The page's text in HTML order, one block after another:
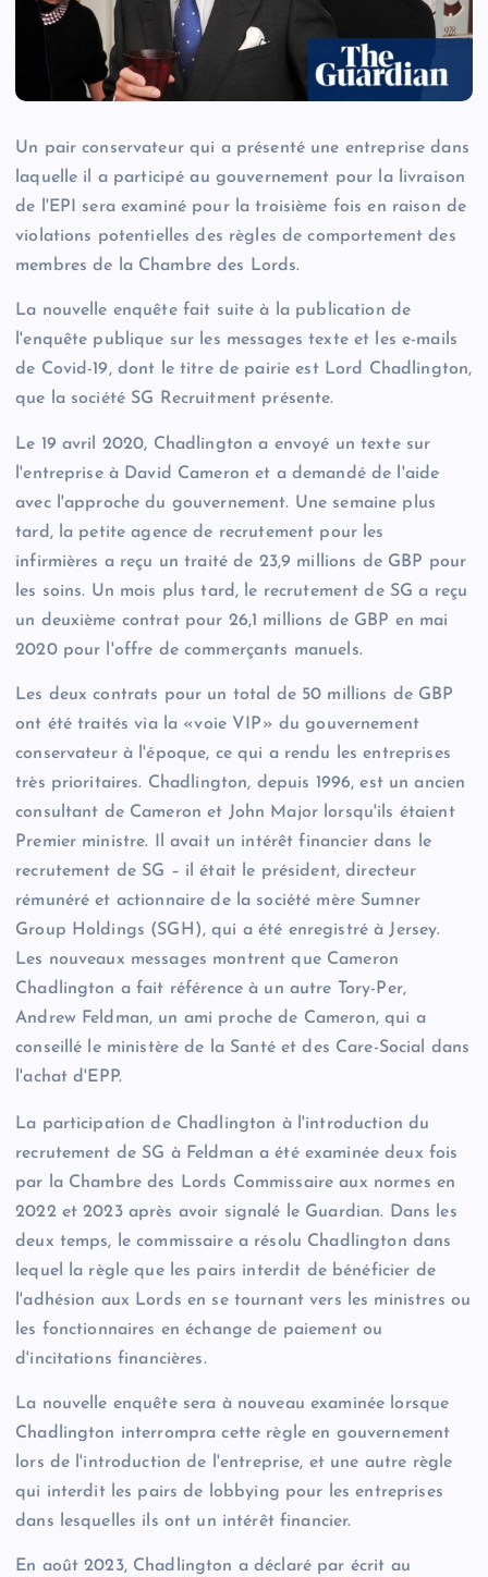
Un pair conservateur qui a présenté une entreprise dans
laquelle il a participé au gouvernement pour la livraison
de l'EPI sera examiné pour la troisième fois en raison de
violations potentielles des règles de comportement des
membres de la Chambre des Lords.
La nouvelle enquête fait suite à la publication de
l'enquête publique sur les messages texte et les e-mails
de Covid-19, dont le titre de pairie est Lord Chadlington,
que la société SG Recruitment présente.
Le 19 avril 2020, Chadlington a envoyé un texte sur
l'entreprise à David Cameron et a demandé de l'aide
avec l'approche du gouvernement. Une semaine plus
tard, la petite agence de recrutement pour les
infirmières a reçu un traité de 23,9 millions de GBP pour
les soins. Un mois plus tard, le recrutement de SG a reçu
un deuxième contrat pour 26,1 millions de GBP en mai
2020 pour l'offre de commerçants manuels.
Les deux contrats pour un total de 50 millions de GBP
ont été traités via la «voie VIP» du gouvernement
conservateur à l'époque, ce qui a rendu les entreprises
très prioritaires. Chadlington, depuis 1996, est un ancien
consultant de Cameron et John Major lorsqu'ils étaient
Premier ministre. Il avait un intérêt financier dans le
recrutement de SG – il était le président, directeur
rémunéré et actionnaire de la société mère Sumner
Group Holdings (SGH), qui a été enregistré à Jersey.
Les nouveaux messages montrent que Cameron
Chadlington a fait référence à un autre Tory-Per,
Andrew Feldman, un ami proche de Cameron, qui a
conseillé le ministère de la Santé et des Care-Social dans
l'achat d'EPP.
La participation de Chadlington à l'introduction du
recrutement de SG à Feldman a été examinée deux fois
par la Chambre des Lords Commissaire aux normes en
2022 et 2023 après avoir signalé le Guardian. Dans les
deux temps, le commissaire a résolu Chadlington dans
lequel la règle que les pairs interdit de bénéficier de
l'adhésion aux Lords en se tournant vers les ministres ou
les fonctionnaires en échange de paiement ou
d'incitations financières.
La nouvelle enquête sera à nouveau examinée lorsque
Chadlington interrompra cette règle en gouvernement
lors de l'introduction de l'entreprise, et une autre règle
qui interdit les pairs de lobbying pour les entreprises
dans lesquelles ils ont un intérêt financier.
En août 2023, Chadlington a déclaré par écrit au